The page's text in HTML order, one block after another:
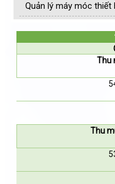
Quản lý máy móc thiết
Thu
Thu